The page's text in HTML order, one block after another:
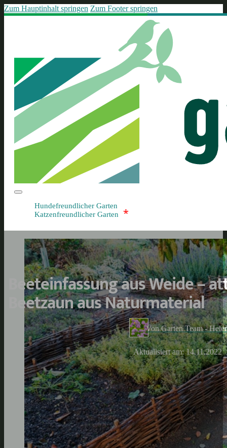
Zum Hauptinhalt springen Zum Footer springen
Hundefreundlicher Garten
Katzenfreundlicher Garten
*
Beeteinfassung aus Weide –
Beetzaun aus Naturmaterial
Von Garten Team -
Aktualisiert am: 14.11.2022